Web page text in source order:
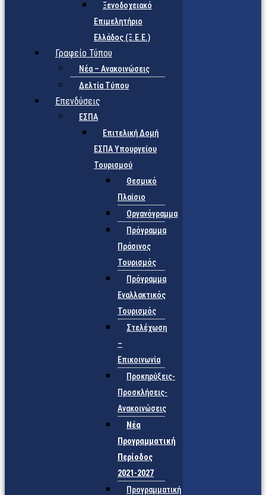
Ξενοδοχειακό
Επιμελητήριο
Ελλάδος (Ξ.Ε.Ε.)
Γραφείο Τύπου
Νέα – Ανακοινώσεις
Δελτία Τύπου
Επενδύσεις
ΕΣΠΑ
Επιτελική Δομή
ΕΣΠΑ Υπουργείου
Τουρισμού
Θεσμικό
Πλαίσιο
Οργανόγραμμα
Πρόγραμμα
Πράσινος
Τουρισμός
Πρόγραμμα
Εναλλακτικός
Τουρισμός
Στελέχωση
–
Επικοινωνία
Προκηρύξεις-
Προσκλήσεις-
Ανακοινώσεις
Νέα
Προγραμματική
Περίοδος
2021-2027
Προγραμματική